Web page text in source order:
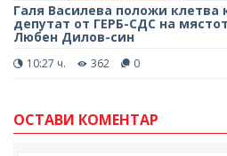
Галя Василева положи клетва
депутат от ГЕРБ-СДС на
Любен Дилов-син
10:27 ч. 362 0
ОСТАВИ КОМЕНТАР